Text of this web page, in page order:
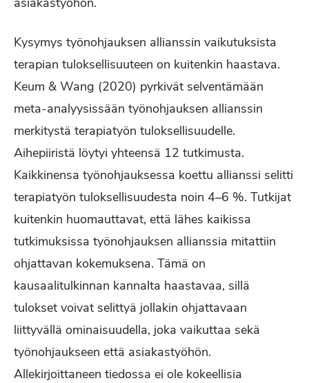
Kysymys työnohjauksen allianssin vaikutuksista
terapian tuloksellisuuteen on kuitenkin haastava.
Keum & Wang (2020) pyrkivät selventämään
meta-analyysissään työnohjauksen allianssin
merkitystä terapiatyön tuloksellisuudelle.
Aihepiiristä löytyi yhteensä 12 tutkimusta.
Kaikkinensa työnohjauksessa koettu allianssi selitti
terapiatyön tuloksellisuudesta noin 4–6 %. Tutkijat
kuitenkin huomauttavat, että lähes kaikissa
tutkimuksissa työnohjauksen allianssia mitattiin
ohjattavan kokemuksena. Tämä on
kausaalitulkinnan kannalta haastavaa, sillä
tulokset voivat selittyä jollakin ohjattavaan
liittyvällä ominaisuudella, joka vaikuttaa sekä
työnohjaukseen että asiakastyöhön.
Allekirjoittaneen tiedossa ei ole kokeellisia